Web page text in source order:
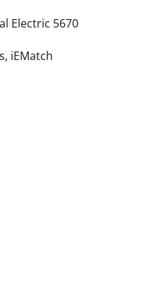
Electric 5670
iEMatch